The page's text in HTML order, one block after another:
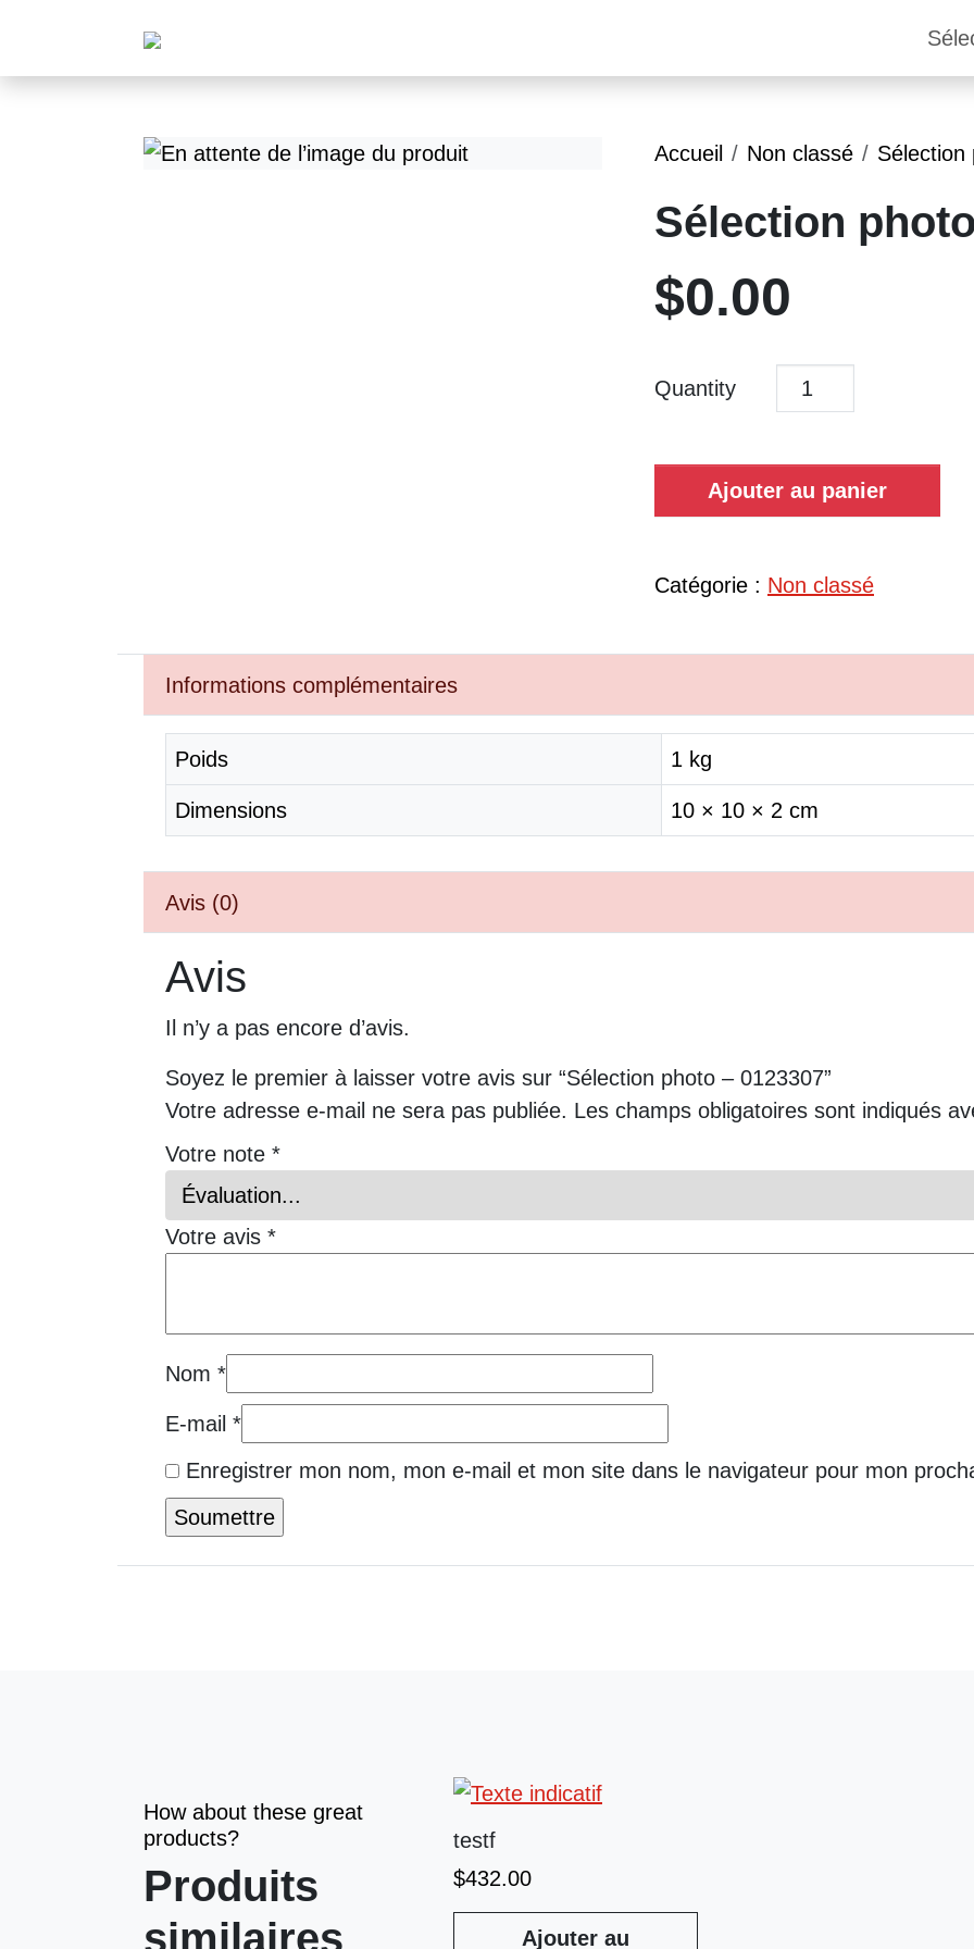
Accueil Non classé Sélection
Sélection
$0.00
Quantity
Ajouter au panier
Catégorie : Non classé
Informations complémentaires
Poids 1 kg
Dimensions 10 × 10 × 2 cm
Avis (0)
Avis
Il n’y a pas encore d’avis.
Soyez le premier à laisser votre avis sur “Sélection photo – 0123307”
Votre adresse e-mail ne sera pas publiée. Les champs obligatoires sont indiqués
Votre note *
Votre avis *
Nom *
E-mail *
Enregistrer mon nom, mon e-mail et mon site dans le navigateur pour mon
How about these great
products?
Produits
similaires
testf
$432.00
Ajouter au